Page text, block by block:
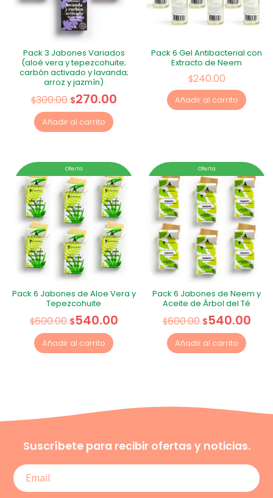
Pack 3 Jabones Variados
(aloé vera y tepezcohuite;
carbón activado y lavanda;
arroz y jazmín)
$300.00 $270.00
Añadir al carrito
Pack 6 Gel Antibacterial con
Extracto de Neem
$240.00
Añadir al carrito
Oferta
Pack 6 Jabones de Aloe Vera y
Tepezcohuite
$600.00 $540.00
Añadir al carrito
Oferta
Pack 6 Jabones de Neem y
Aceite de Árbol del Té
$600.00 $540.00
Añadir al carrito
Suscríbete para recibir ofertas y noticias.